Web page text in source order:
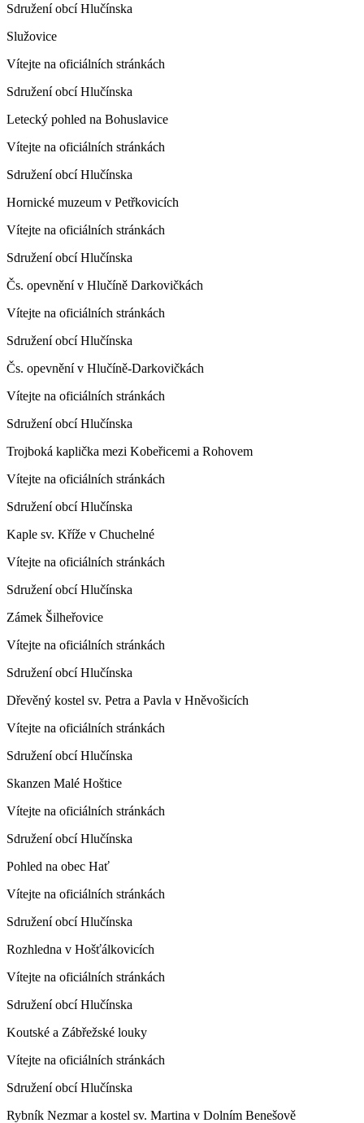
Sdružení obcí Hlučínska
Služovice
Vítejte na oficiálních stránkách
Sdružení obcí Hlučínska
Letecký pohled na Bohuslavice
Vítejte na oficiálních stránkách
Sdružení obcí Hlučínska
Hornické muzeum v Petřkovicích
Vítejte na oficiálních stránkách
Sdružení obcí Hlučínska
Čs. opevnění v Hlučíně Darkovičkách
Vítejte na oficiálních stránkách
Sdružení obcí Hlučínska
Čs. opevnění v Hlučíně-Darkovičkách
Vítejte na oficiálních stránkách
Sdružení obcí Hlučínska
Trojboká kaplička mezi Kobeřicemi a Rohovem
Vítejte na oficiálních stránkách
Sdružení obcí Hlučínska
Kaple sv. Kříže v Chuchelné
Vítejte na oficiálních stránkách
Sdružení obcí Hlučínska
Zámek Šilheřovice
Vítejte na oficiálních stránkách
Sdružení obcí Hlučínska
Dřevěný kostel sv. Petra a Pavla v Hněvošicích
Vítejte na oficiálních stránkách
Sdružení obcí Hlučínska
Skanzen Malé Hoštice
Vítejte na oficiálních stránkách
Sdružení obcí Hlučínska
Pohled na obec Hať
Vítejte na oficiálních stránkách
Sdružení obcí Hlučínska
Rozhledna v Hošťálkovicích
Vítejte na oficiálních stránkách
Sdružení obcí Hlučínska
Koutské a Zábřežské louky
Vítejte na oficiálních stránkách
Sdružení obcí Hlučínska
Rybník Nezmar a kostel sv. Martina v Dolním Benešově